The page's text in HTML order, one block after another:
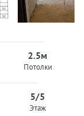
2.5м
Потолки
5/5
Этаж